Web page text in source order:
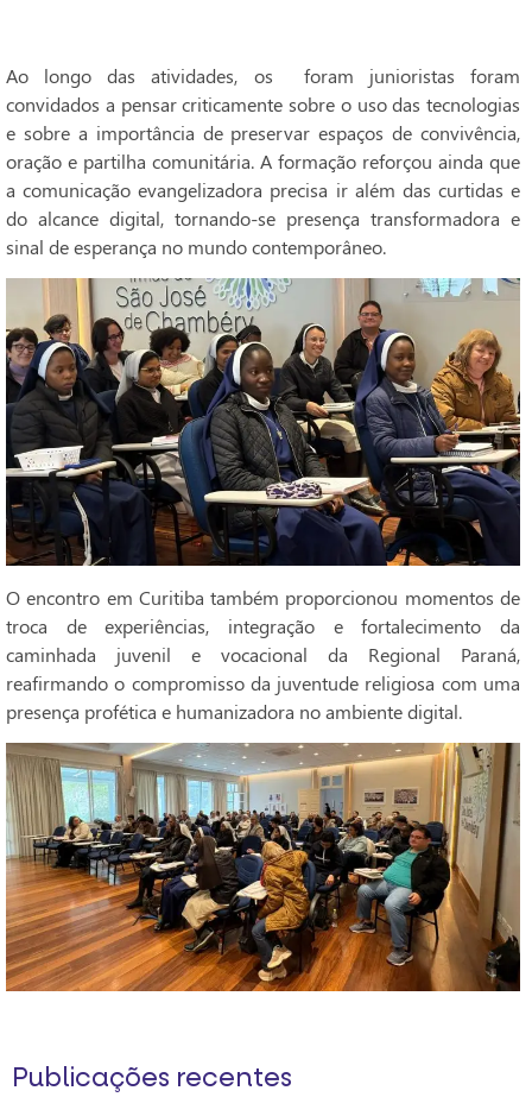
Ao longo das atividades, os foram junioristas foram
convidados a pensar criticamente sobre o uso das tecnologias
e sobre a importância de preservar espaços de convivência,
oração e partilha comunitária. A formação reforçou ainda que
a comunicação evangelizadora precisa ir além das curtidas e
do alcance digital, tornando-se presença transformadora e
sinal de esperança no mundo contemporâneo.
O encontro em Curitiba também proporcionou momentos de
troca de experiências, integração e fortalecimento da
caminhada juvenil e vocacional da Regional Paraná,
reafirmando o compromisso da juventude religiosa com uma
presença profética e humanizadora no ambiente digital.
Publicações recentes